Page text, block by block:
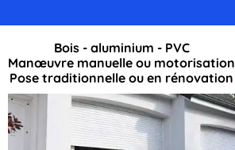
Bois - aluminium - PVC
Manœuvre manuelle ou motorisation
Pose traditionnelle ou en rénovation